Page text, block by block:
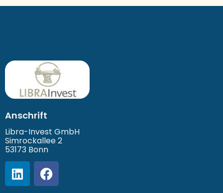
Anschrift
Libra-Invest GmbH
Simrockallee 2
53173 Bonn